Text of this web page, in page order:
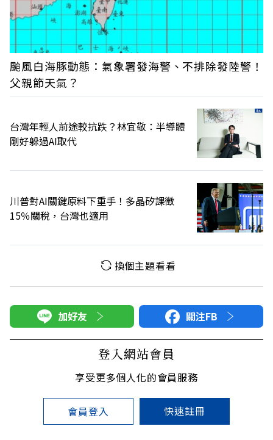
颱風白海豚動態：氣象署發海警、不排除發陸警！
父親節天氣？
台灣年輕人前途較抗跌？林宜敬：半導體
剛好躲過AI取代
川普對AI關鍵原料下重手！多晶矽課徵
15％關稅，台灣也適用
換個主題看看
加好友 關注FB
登入網站會員
享受更多個人化的會員服務
會員登入 快速註冊